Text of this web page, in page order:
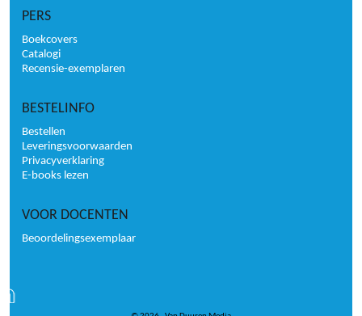
PERS
Boekcovers
Catalogi
Recensie-exemplaren
BESTELINFO
Bestellen
Leveringsvoorwaarden
Privacyverklaring
E-books lezen
VOOR DOCENTEN
Beoordelingsexemplaar